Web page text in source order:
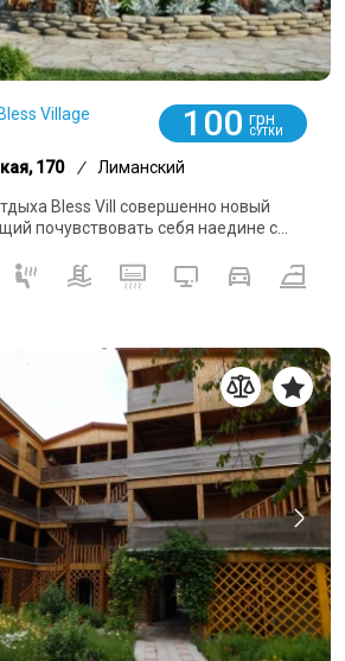
Village
100 грн
СУТКИ
170 / Лиманский
Bless Vill совершенно новый
почувствовать себя наедине с...